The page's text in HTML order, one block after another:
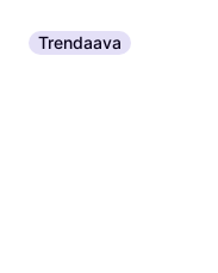
Trendaava